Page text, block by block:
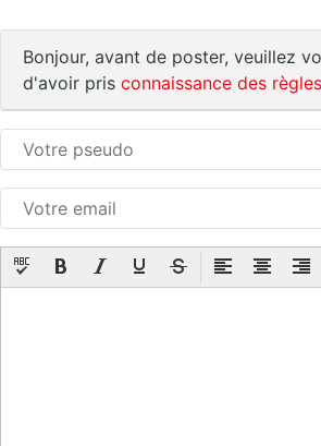
Bonjour, avant de poster, veuillez
d'avoir pris connaissance des règles